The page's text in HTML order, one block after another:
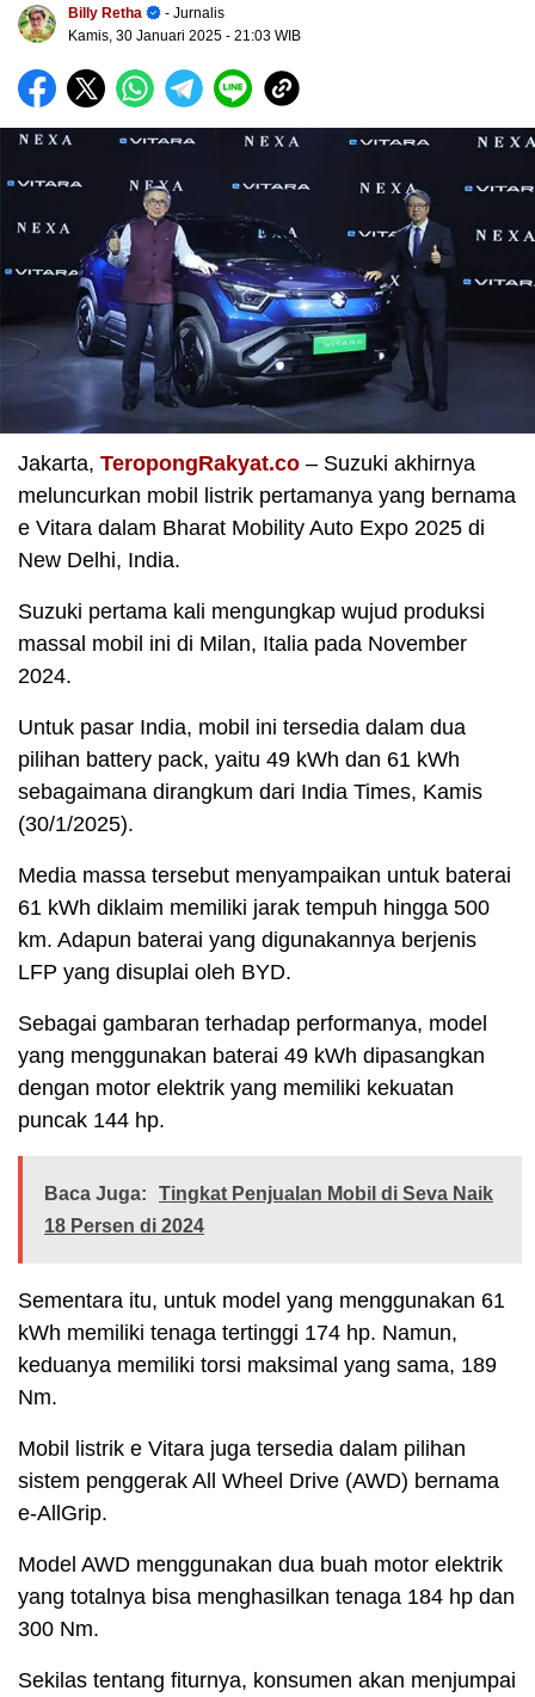
Billy Retha
- Jurnalis
Kamis, 30 Januari 2025 - 21:03 WIB
Jakarta, TeropongRakyat.co – Suzuki akhirnya
meluncurkan mobil listrik pertamanya yang bernama
e Vitara dalam Bharat Mobility Auto Expo 2025 di
New Delhi, India.
Suzuki pertama kali mengungkap wujud produksi
massal mobil ini di Milan, Italia pada November
2024.
Untuk pasar India, mobil ini tersedia dalam dua
pilihan battery pack, yaitu 49 kWh dan 61 kWh
sebagaimana dirangkum dari India Times, Kamis
(30/1/2025).
Media massa tersebut menyampaikan untuk baterai
61 kWh diklaim memiliki jarak tempuh hingga 500
km. Adapun baterai yang digunakannya berjenis
LFP yang disuplai oleh BYD.
Sebagai gambaran terhadap performanya, model
yang menggunakan baterai 49 kWh dipasangkan
dengan motor elektrik yang memiliki kekuatan
puncak 144 hp.
Baca Juga:
Tingkat Penjualan Mobil di Seva Naik
18 Persen di 2024
Sementara itu, untuk model yang menggunakan 61
kWh memiliki tenaga tertinggi 174 hp. Namun,
keduanya memiliki torsi maksimal yang sama, 189
Nm.
Mobil listrik e Vitara juga tersedia dalam pilihan
sistem penggerak All Wheel Drive (AWD) bernama
e-AllGrip.
Model AWD menggunakan dua buah motor elektrik
yang totalnya bisa menghasilkan tenaga 184 hp dan
300 Nm.
Sekilas tentang fiturnya, konsumen akan menjumpai